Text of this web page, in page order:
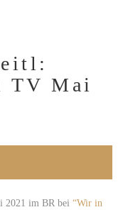
TV Mai
2021 im BR bei “Wir in